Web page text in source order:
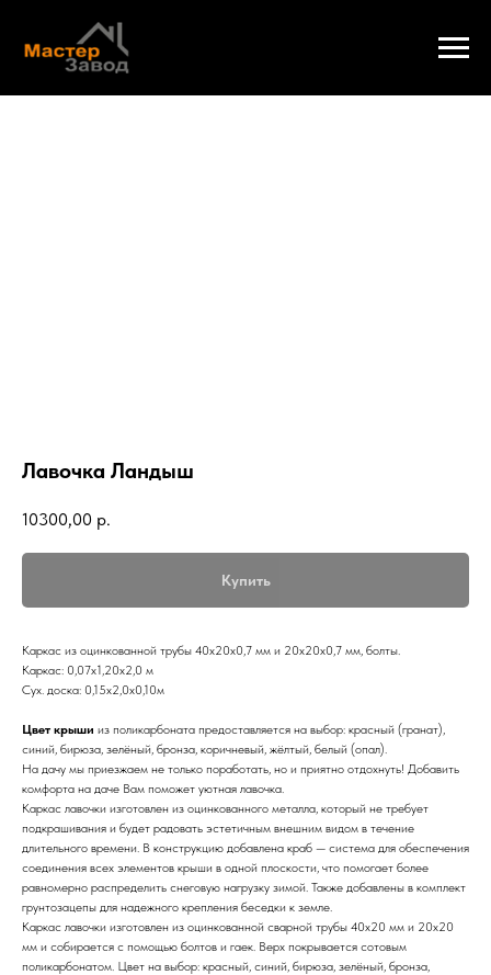
Лавочка Ландыш
10300,00 р.
Купить
Каркас из оцинкованной трубы 40х20х0,7 мм и 20х20х0,7 мм, болты.
Каркас: 0,07х1,20х2,0 м
Сух. доска: 0,15х2,0х0,10м
Цвет крыши из поликарбоната предоставляется на выбор: красный (гранат),
синий, бирюза, зелёный, бронза, коричневый, жёлтый, белый (опал).
На дачу мы приезжаем не только поработать, но и приятно отдохнуть! Добавить
комфорта на даче Вам поможет уютная лавочка.
Каркас лавочки изготовлен из оцинкованного металла, который не требует
подкрашивания и будет радовать эстетичным внешним видом в течение
длительного времени. В конструкцию добавлена краб — система для обеспечения
соединения всех элементов крыши в одной плоскости, что помогает более
равномерно распределить снеговую нагрузку зимой. Также добавлены в комплект
грунтозацепы для надежного крепления беседки к земле.
Каркас лавочки изготовлен из оцинкованной сварной трубы 40х20 мм и 20х20
мм и собирается с помощью болтов и гаек. Верх покрывается сотовым
поликарбонатом. Цвет на выбор: красный, синий, бирюза, зелёный, бронза,